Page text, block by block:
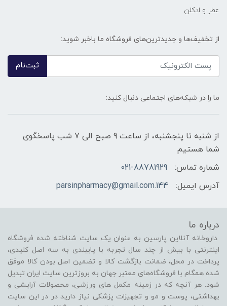
عطر و ادکلن
از تخفیف‌ها و جدیدترین‌های فروشگاه ما باخبر شوید:
ثبت‌نام
ما را در شبکه‌های اجتماعی دنبال کنید:
از شنبه تا پنجشنبه، از ساعت 9 صبح الی 7 شب پاسخگوی
شما هستیم
شماره تماس:
021-88781929
آدرس ایمیل:
144.parsinpharmacy@gmail.com
درباره ما
داروخانه آنلاین پارسین به عنوان یک سایت شناخته شده فروشگاه
اینترنتی با بیش از چند سال تجربه با پایبندی به سه اصل کلیدی،
پرداخت در محل، ضمانت بازگشت کالا و تضمین اصل بودن کالا موفق
شده همگام با فروشگاه‌های معتبر جهان به بروزترین سایت ایران تبدیل
شود. هر آنچه که در زمینه مکمل های ورزشی، محصولات آرایشی و
بهداشتی، پوست و مو و تجهیزات پزشکی نیاز دارید در در این سایت